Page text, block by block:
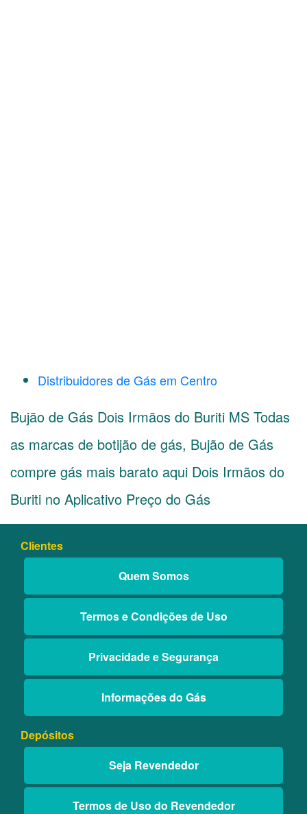
Distribuidores de Gás em Centro
Bujão de Gás Dois Irmãos do Buriti MS Todas
as marcas de botijão de gás, Bujão de Gás
compre gás mais barato aqui Dois Irmãos do
Buriti no Aplicativo Preço do Gás
Clientes
Quem Somos
Termos e Condições de Uso
Privacidade e Segurança
Informações do Gás
Depósitos
Seja Revendedor
Termos de Uso do Revendedor